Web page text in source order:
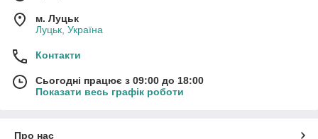
м. Луцьк
Луцьк, Україна
Контакти
Сьогодні працює з 09:00 до 18:00
Показати весь графік роботи
Про нас